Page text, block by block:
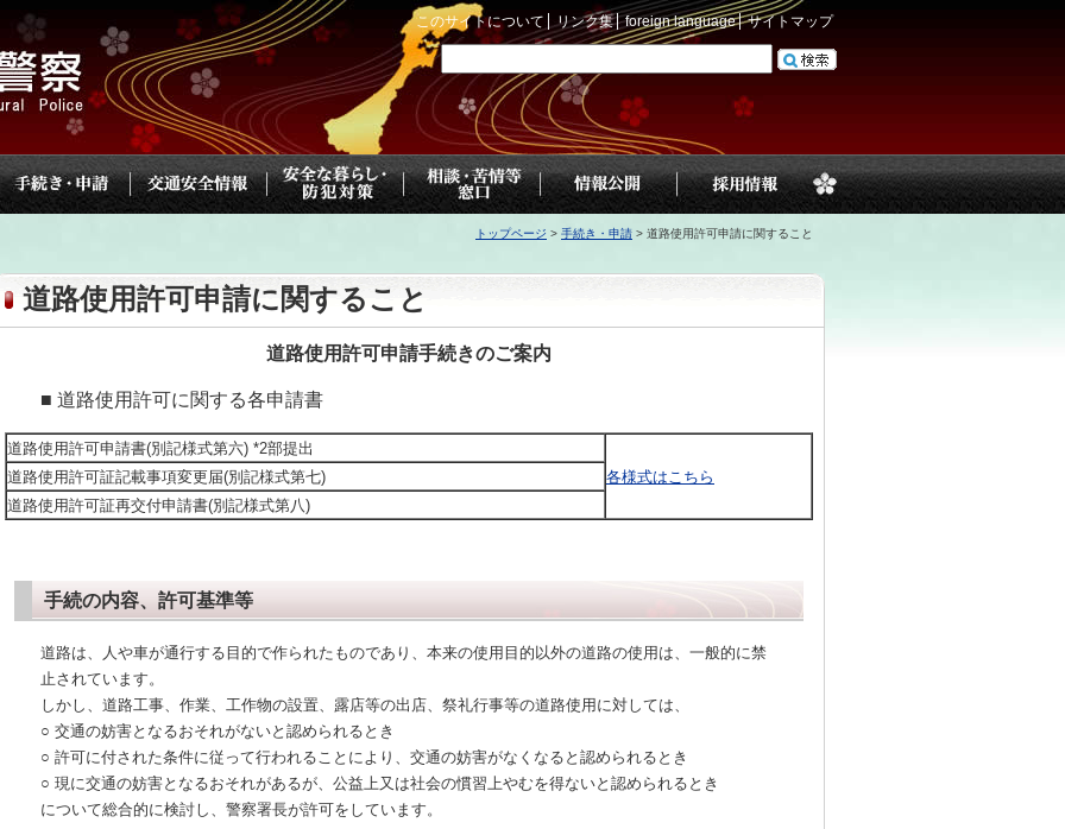
このサイトについて リンク集 foreign language サイトマップ
トップページ > 手続き・申請 > 道路使用許可申請に関すること
道路使用許可申請に関すること
道路使用許可申請手続きのご案内
■ 道路使用許可に関する各申請書
道路使用許可申請書(別記様式第六) *2部提出
各様式はこちら
道路使用許可証記載事項変更届(別記様式第七)
道路使用許可証再交付申請書(別記様式第八)
手続の内容、許可基準等
道路は、人や車が通行する目的で作られたものであり、本来の使用目的以外の道路の使用は、一般的に禁
止されています。
しかし、道路工事、作業、工作物の設置、露店等の出店、祭礼行事等の道路使用に対しては、
○ 交通の妨害となるおそれがないと認められるとき
○ 許可に付された条件に従って行われることにより、交通の妨害がなくなると認められるとき
○ 現に交通の妨害となるおそれがあるが、公益上又は社会の慣習上やむを得ないと認められるとき
について総合的に検討し、警察署長が許可をしています。